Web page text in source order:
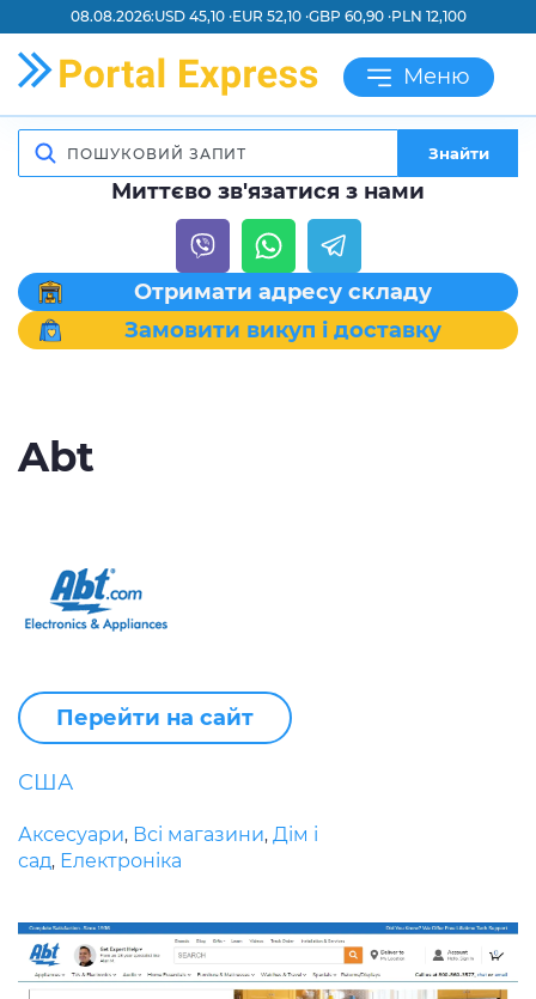
08.08.2026:USD 45,10 ·EUR 52,10 ·GBP 60,90 ·PLN 12,100
Меню
Знайти
Миттєво зв'язатися з нами
Отримати адресу складу
Замовити викуп і доставку
Abt
Перейти на сайт
США
Аксесуари, Всі магазини, Дім і
сад, Електроніка